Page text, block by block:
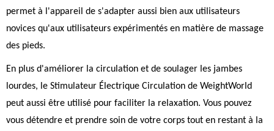
permet à l'appareil de s'adapter aussi bien aux utilisateurs
novices qu'aux utilisateurs expérimentés en matière de massage
des pieds.
En plus d'améliorer la circulation et de soulager les jambes
lourdes, le Stimulateur Électrique Circulation de WeightWorld
peut aussi être utilisé pour faciliter la relaxation. Vous pouvez
vous détendre et prendre soin de votre corps tout en restant à la